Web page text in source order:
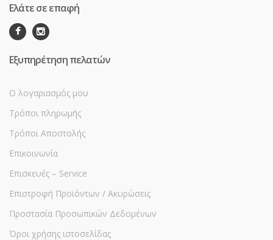
Ελάτε σε επαφή
Εξυπηρέτηση πελατών
Ο λογαριασμός μου
Τρόποι πληρωμής
Τρόποι Αποστολής
Επικοινωνία
Επισκευές – Service
Επιστροφή Προϊόντων / Ακυρώσεις
Προστασία Προσωπικών Δεδομένων
Όροι χρήσης ιστοσελίδας